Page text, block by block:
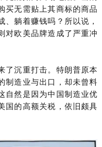
买无需贴上其商标的商品
、躺着赚钱吗？所以说，
对欧美品牌造成了严重冲
了沉重打击。特朗普原本
制造业与出口，却未曾料
自然是因为中国制造业优
国的高额关税，依旧颇具